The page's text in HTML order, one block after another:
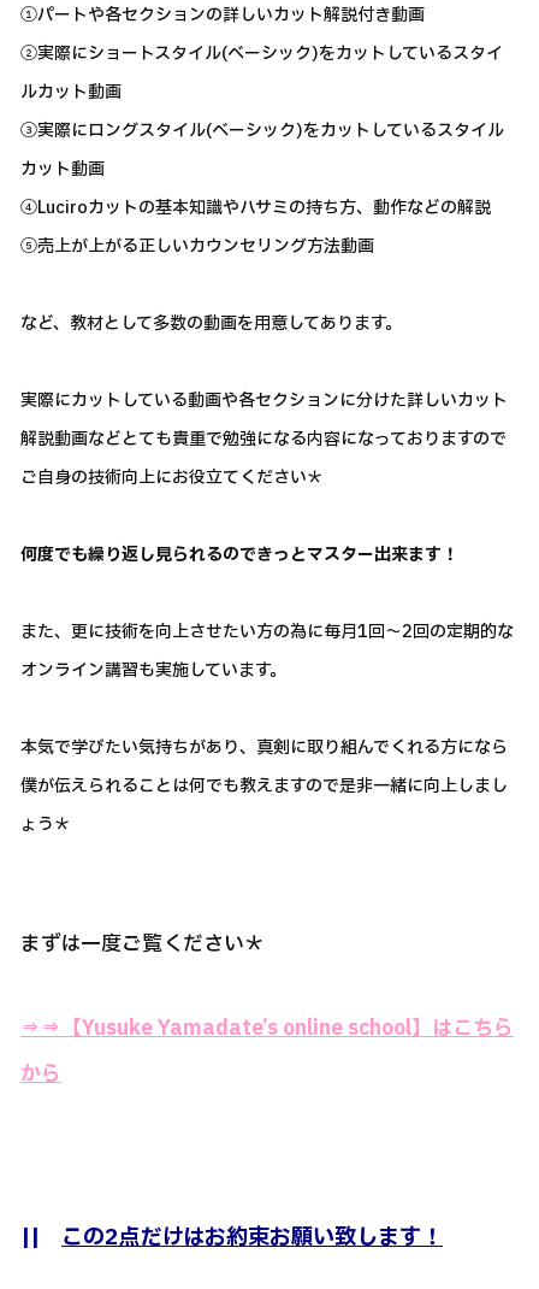
①パートや各セクションの詳しいカット解説付き動画
②実際にショートスタイル(ベーシック)をカットしているスタイ
ルカット動画
③実際にロングスタイル(ベーシック)をカットしているスタイル
カット動画
④Luciroカットの基本知識やハサミの持ち方、動作などの解説
⑤売上が上がる正しいカウンセリング方法動画
など、教材として多数の動画を用意してあります。
実際にカットしている動画や各セクションに分けた詳しいカット
解説動画などとても貴重で勉強になる内容になっておりますので
ご自身の技術向上にお役立てください＊
何度でも繰り返し見られるのできっとマスター出来ます！
また、更に技術を向上させたい方の為に毎月1回～2回の定期的な
オンライン講習も実施しています。
本気で学びたい気持ちがあり、真剣に取り組んでくれる方になら
僕が伝えられることは何でも教えますので是非一緒に向上しまし
ょう＊
まずは一度ご覧ください＊
⇒⇒【Yusuke Yamadate’s online school】はこちら
から
|| この2点だけはお約束お願い致します！